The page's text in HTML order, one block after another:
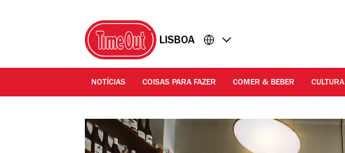
LISBOA
NOTÍCIAS COISAS PARA FAZER COMER & BEBER CULTURA